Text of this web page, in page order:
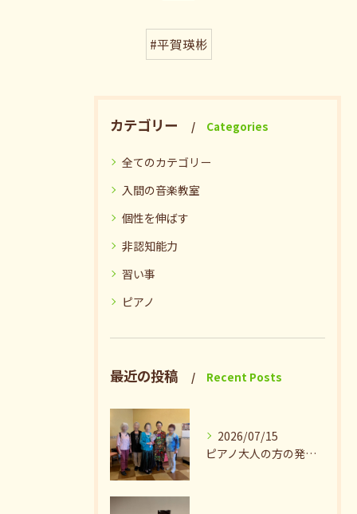
#平賀瑛彬
カテゴリー Categories
全てのカテゴリー
入間の音楽教室
個性を伸ばす
非認知能力
習い事
ピアノ
最近の投稿 Recent Posts
2026/07/15
ピアノ大人の方の発表会兼ねたお茶会🎵